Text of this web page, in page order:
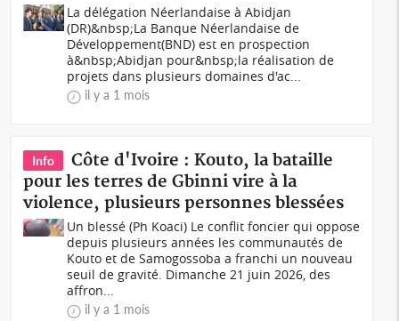
La délégation Néerlandaise à Abidjan
(DR)&nbsp;La Banque Néerlandaise de
Développement(BND) est en prospection
à&nbsp;Abidjan pour&nbsp;la réalisation de
projets dans plusieurs domaines d'ac...
il y a 1 mois
Info
Côte d'Ivoire : Kouto, la bataille
pour les terres de Gbinni vire à la
violence, plusieurs personnes blessées
Un blessé (Ph Koaci) Le conflit foncier qui oppose
depuis plusieurs années les communautés de
Kouto et de Samogossoba a franchi un nouveau
seuil de gravité. Dimanche 21 juin 2026, des
affron...
il y a 1 mois